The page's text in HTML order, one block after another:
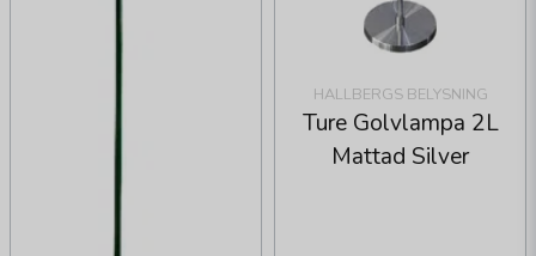
HALLBERGS BELYSNING
Ture Golvlampa 2L
Mattad Silver